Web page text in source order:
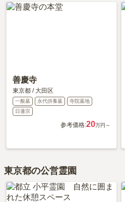
40代・女性
は電車。
設備・環境 3.0
霊園内は正直バリアフリーとは程
階段を3階分ぐらい上がったとこ
管理状況はもちろん非常に行き届
ますから。また、他の親族も行く
にはなっています。
善慶寺
東京都 / 大田区
一般墓 永代供養墓
寺院墓地
日蓮宗
参考価格:20万円～
東京都の公営霊園